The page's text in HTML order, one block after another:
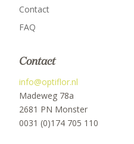
Contact
FAQ
Contact
info@optiflor.nl
Madeweg 78a
2681 PN Monster
0031 (0)174 705 110